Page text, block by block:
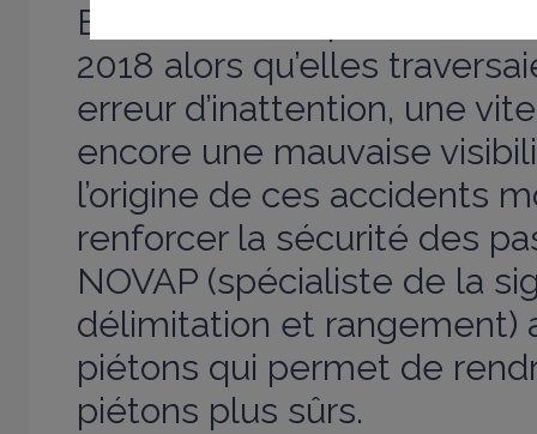
En France, 475 personnes
2018 alors qu’elles
erreur d’inattention, une
encore une mauvaise
l’origine de ces accidents
renforcer la sécurité des
NOVAP (spécialiste de la
délimitation et rangement)
piétons qui permet de
piétons plus sûrs.